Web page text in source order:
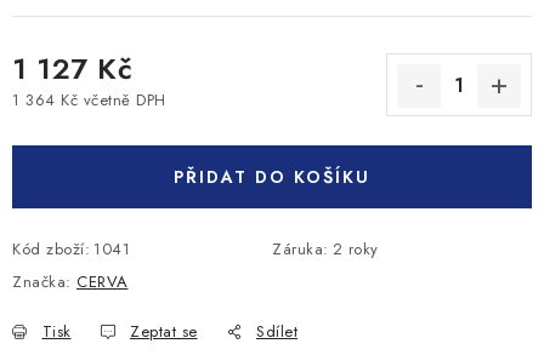
1 127 Kč
1 364 Kč včetně DPH
PŘIDAT DO KOŠÍKU
Kód zboží: 1041 Záruka: 2 roky
Značka: CERVA
Tisk Zeptat se Sdílet